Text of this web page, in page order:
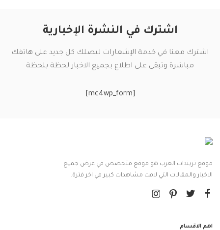
اشترك في النشرة الإخبارية
اشترك معنا في خدمة الإشعارات ليصلك كل جديد على هاتفك
مباشرة وتبقى على اطلاع بجميع الاخبار لحظة بلحظة
[mc4wp_form]
موقع تريندات العرب هو موقع متخصص في عرض جميع
الاخبار والمقالات التي لاقت مشاهدات كبير في اخر فترة.
اهم الاقسام